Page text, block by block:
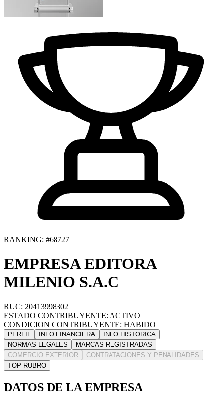
RANKING: #68727
EMPRESA EDITORA
MILENIO S.A.C
RUC: 20413998302
ESTADO CONTRIBUYENTE: ACTIVO
CONDICION CONTRIBUYENTE: HABIDO
PERFIL INFO FINANCIERA
INFO HISTORICA
NORMAS LEGALES
MARCAS REGISTRADAS
COMERCIO EXTERIOR
CONTRATACIONES Y PENALIDADES
TOP RUBRO
DATOS DE LA EMPRESA